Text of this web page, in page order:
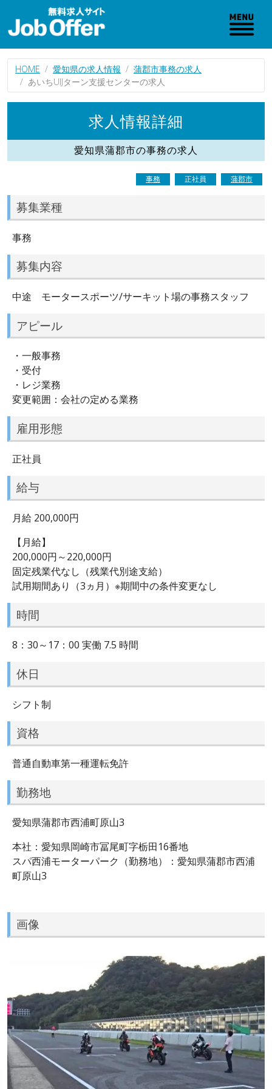
HOME 愛知県の求人情報
蒲郡市事務の求人
あいちUIJターン支援センターの求人
求人情報詳細
愛知県蒲郡市の事務の求人
事務 正社員 蒲郡市
募集業種
事務
募集内容
中途 モータースポーツ/サーキット場の事務スタッフ
アピール
・一般事務
・受付
・レジ業務
変更範囲：会社の定める業務
雇用形態
正社員
給与
月給 200,000円
【月給】
200,000円～220,000円
固定残業代なし（残業代別途支給）
試用期間あり（3ヵ月）※期間中の条件変更なし
時間
8：30～17：00 実働 7.5 時間
休日
シフト制
資格
普通自動車第一種運転免許
勤務地
愛知県蒲郡市西浦町原山3
本社：愛知県岡崎市冨尾町字栃田16番地
スパ西浦モーターパーク（勤務地）：愛知県蒲郡市西浦
町原山3
画像